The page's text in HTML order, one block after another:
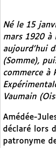
Né le 15
mars 1920 à
aujourd’hui
(Somme),
commerce à
Vaumain
Amédée-
déclaré lors
patronyme